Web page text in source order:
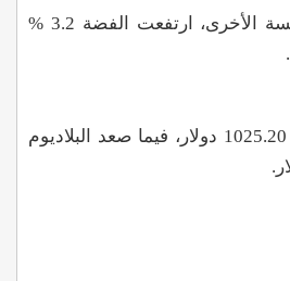
الأخرى، ارتفعت الفضة 3.2
%
.
إلى 1025.20 دولار، فيما صعد البلاديوم